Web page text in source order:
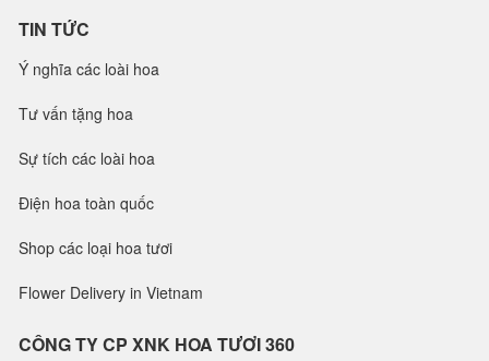
TIN TỨC
Ý nghĩa các loài hoa
Tư vấn tặng hoa
Sự tích các loài hoa
Điện hoa toàn quốc
Shop các loại hoa tươi
Flower Delivery in Vietnam
CÔNG TY CP XNK HOA TƯƠI 360